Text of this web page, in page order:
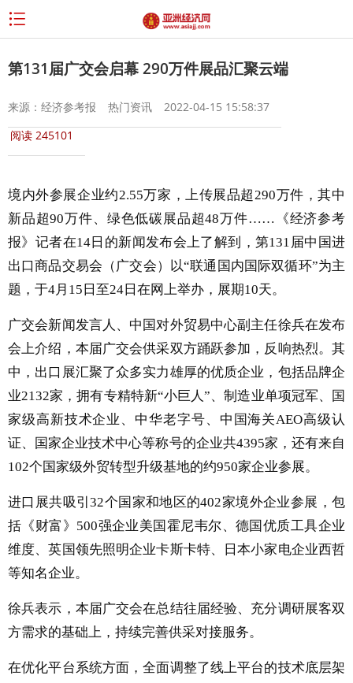
第131届广交会启幕 290万件展品汇聚云端
来源：经济参考报 热门资讯
2022-04-15 15:58:37
阅读 245101
境内外参展企业约2.55万家，上传展品超290万件，其中
新品超90万件、绿色低碳展品超48万件……《经济参考
报》记者在14日的新闻发布会上了解到，第131届中国进
出口商品交易会（广交会）以“联通国内国际双循环”为主
题，于4月15日至24日在网上举办，展期10天。
广交会新闻发言人、中国对外贸易中心副主任徐兵在发布
会上介绍，本届广交会供采双方踊跃参加，反响热烈。其
中，出口展汇聚了众多实力雄厚的优质企业，包括品牌企
业2132家，拥有专精特新“小巨人”、制造业单项冠军、国
家级高新技术企业、中华老字号、中国海关AEO高级认
证、国家企业技术中心等称号的企业共4395家，还有来自
102个国家级外贸转型升级基地的约950家企业参展。
进口展共吸引32个国家和地区的402家境外企业参展，包
括《财富》500强企业美国霍尼韦尔、德国优质工具企业
维度、英国领先照明企业卡斯卡特、日本小家电企业西哲
等知名企业。
徐兵表示，本届广交会在总结往届经验、充分调研展客双
方需求的基础上，持续完善供采对接服务。
在优化平台系统方面，全面调整了线上平台的技术底层架